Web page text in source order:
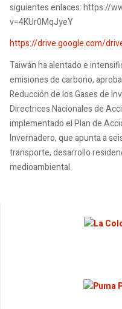
siguientes enlaces: https://
v=4KUr0MqJyeY
https://drive.google.com/
Taiwán ha alentado e
emisiones de carbono,
Reducción de los Gases de
Directrices Nacionales de
implementado el Plan de
Invernadero, que apunta a
transporte, desarrollo
medioambiental.